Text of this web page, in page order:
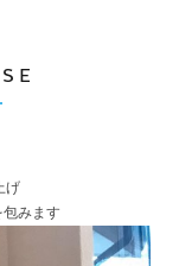
げ
みます